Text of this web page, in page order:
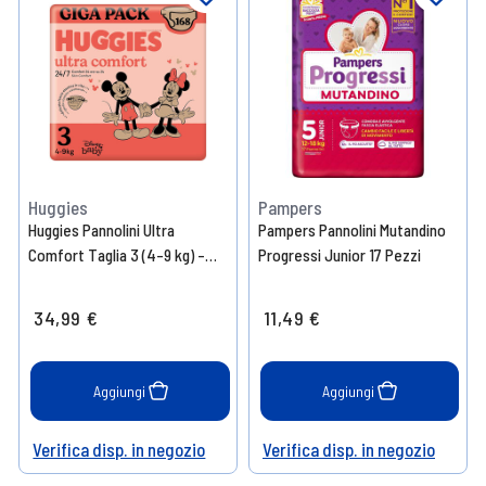
Huggies
Huggies Pannolini Ultra
Comfort Taglia 3 (4-9 kg) –
34,99 €
Aggiungi
Help
Verifica disp. in negozio
Pampers
Pampers Pannolini Mutandino
Progressi Junior 17 Pezzi
11,49 €
Aggiungi
Help
Verifica disp. in negozio